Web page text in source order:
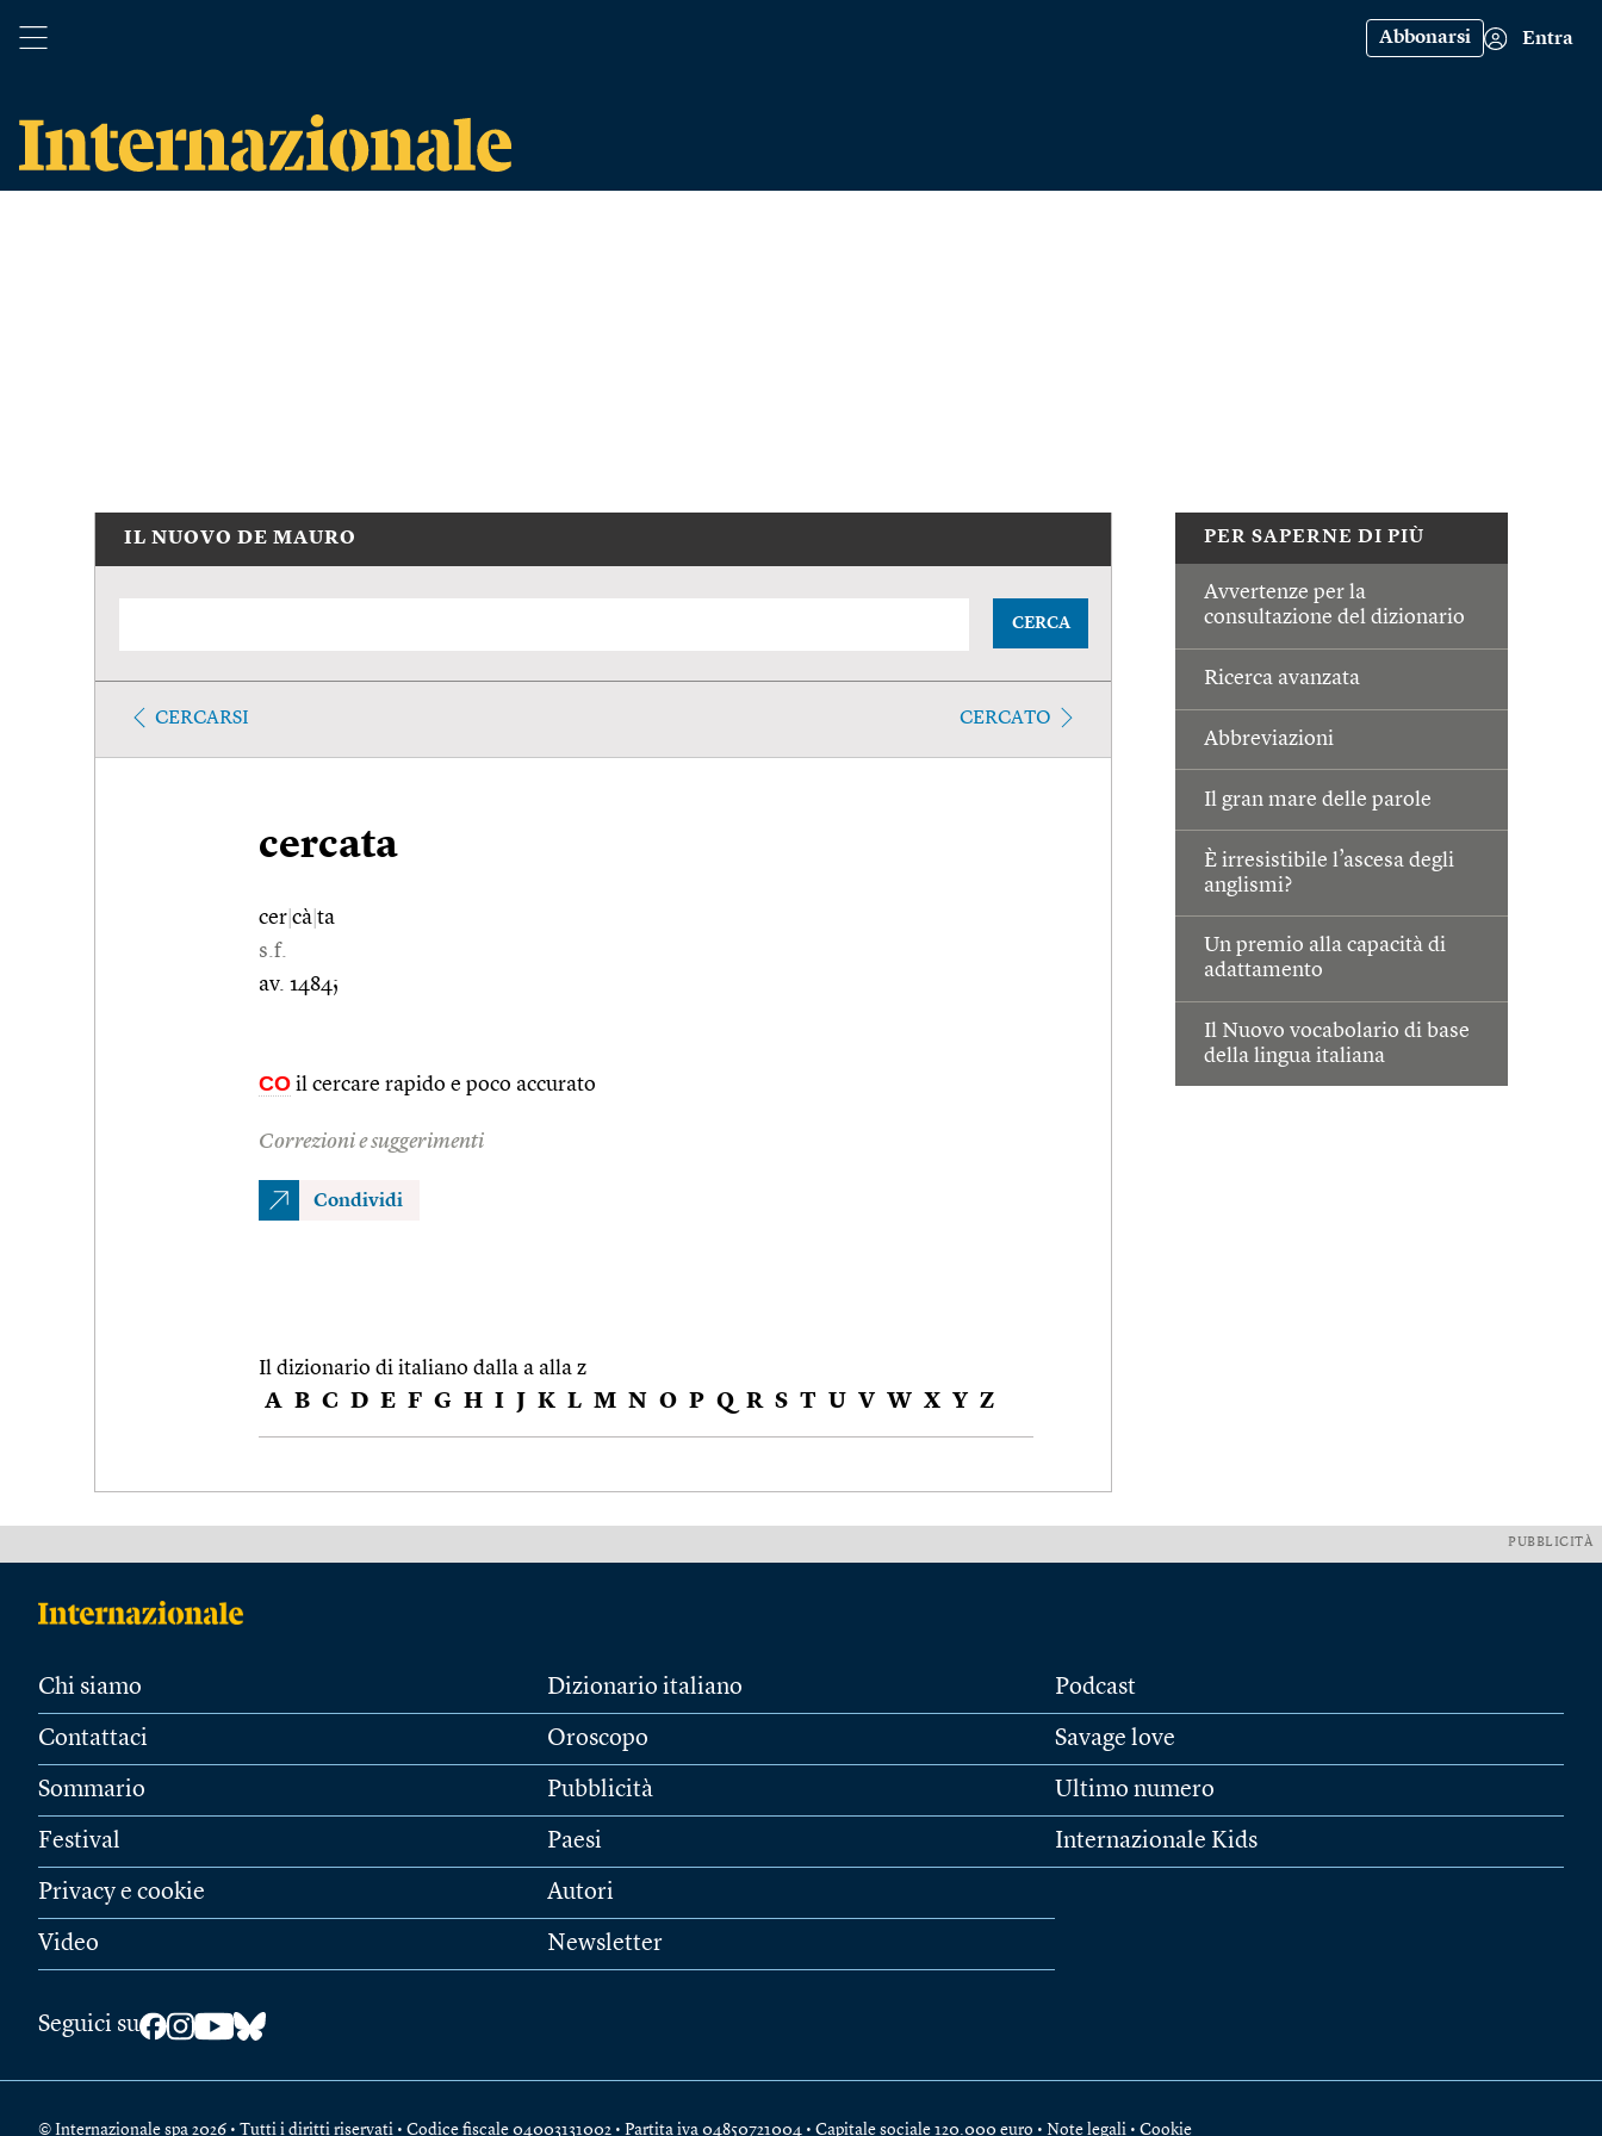
Abbonarsi Entra
PER SAPERNE DI PIÙ
Avvertenze per la
consultazione del dizionario
Ricerca avanzata
Abbreviazioni
Il gran mare delle parole
È irresistibile l’ascesa degli
anglismi?
Un premio alla capacità di
adattamento
Il Nuovo vocabolario di base
della lingua italiana
IL NUOVO DE MAURO
CERCA
CERCARSI CERCATO
cercata
cer cà ta
s.f.
av. 1484;
CO il cercare rapido e poco accurato
Correzioni e suggerimenti
Condividi
Il dizionario di italiano dalla a alla z
A B C D E F G H I J K L M N O P Q R S T U V W X Y Z
PUBBLICITÀ
Chi siamo
Contattaci
Sommario
Festival
Privacy e cookie
Video
Dizionario italiano
Oroscopo
Pubblicità
Paesi
Autori
Newsletter
Podcast
Savage love
Ultimo numero
Internazionale Kids
Seguici su
© Internazionale spa 2026 • Tutti i diritti riservati • Codice fiscale 04003131002 • Partita iva 04850721004 • Capitale sociale 120.000 euro • Note legali • Cookie